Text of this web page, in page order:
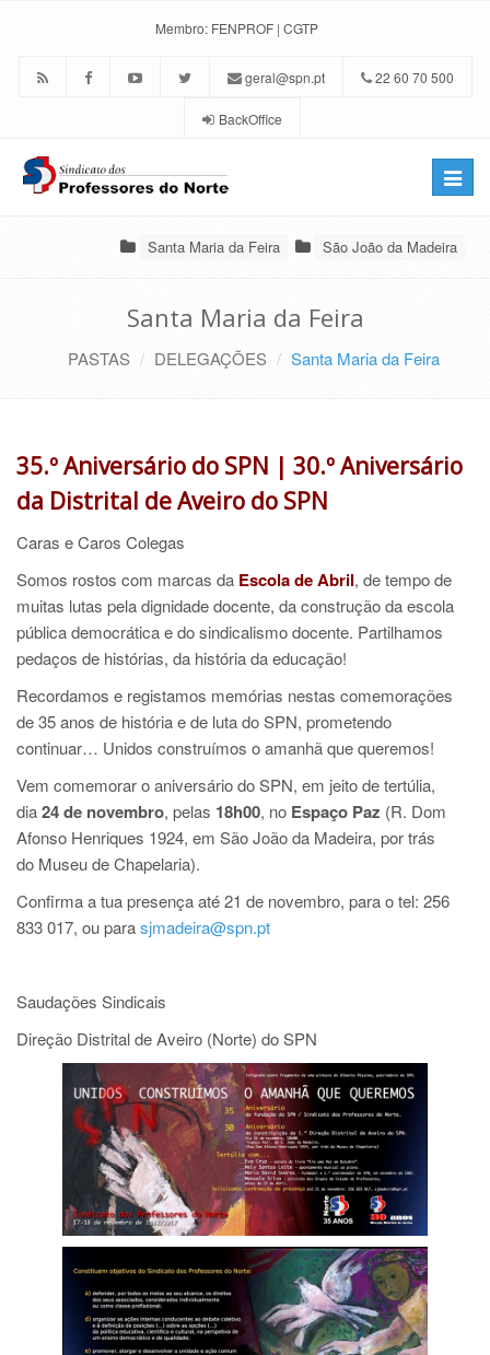
Membro: FENPROF | CGTP
geral@spn.pt 22 60 70 500
BackOffice
Toggle
Santa Maria da Feira São João da Madeira
Santa Maria da Feira
PASTAS DELEGAÇÕES Santa Maria da Feira
35.º Aniversário do SPN | 30.º Aniversário
da Distrital de Aveiro do SPN
Caras e Caros Colegas
Somos rostos com marcas da Escola de Abril, de tempo de
muitas lutas pela dignidade docente, da construção da escola
pública democrática e do sindicalismo docente. Partilhamos
pedaços de histórias, da história da educação!
Recordamos e registamos memórias nestas comemorações
de 35 anos de história e de luta do SPN, prometendo
continuar… Unidos construímos o amanhã que queremos!
Vem comemorar o aniversário do SPN, em jeito de tertúlia,
dia24 de novembro, pelas 18h00, no Espaço Paz (R. Dom
Afonso Henriques 1924, em São João da Madeira, por trás
do Museu de Chapelaria).
Confirma a tua presença até 21 de novembro, para o tel: 256
833 017, ou parasjmadeira@spn.pt
Saudações Sindicais
Direção Distrital de Aveiro (Norte) do SPN